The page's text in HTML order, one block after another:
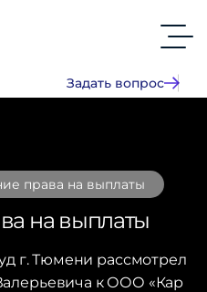
Задать вопрос
права на выплаты
на выплаты
г. Тюмени рассмотрел
к ООО «Кар